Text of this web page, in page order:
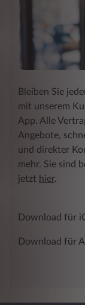
Bleiben Sie
mit unserem
App. Alle
Angebote,
und direkter
mehr. Sie sind
jetzt hier.
Download für
Download für